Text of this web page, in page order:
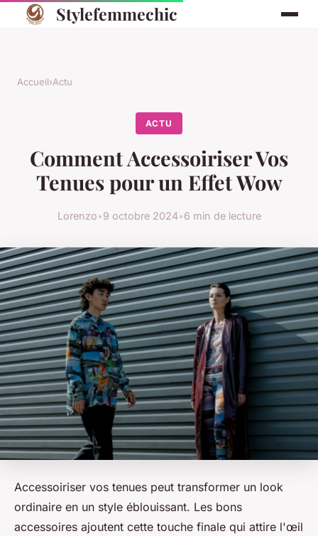
Stylefemmechic
Accueil›Actu
ACTU
Comment Accessoiriser Vos
Tenues pour un Effet Wow
Lorenzo•9 octobre 2024•6 min de lecture
Accessoiriser vos tenues peut transformer un look
ordinaire en un style éblouissant. Les bons
accessoires ajoutent cette touche finale qui attire l'œil